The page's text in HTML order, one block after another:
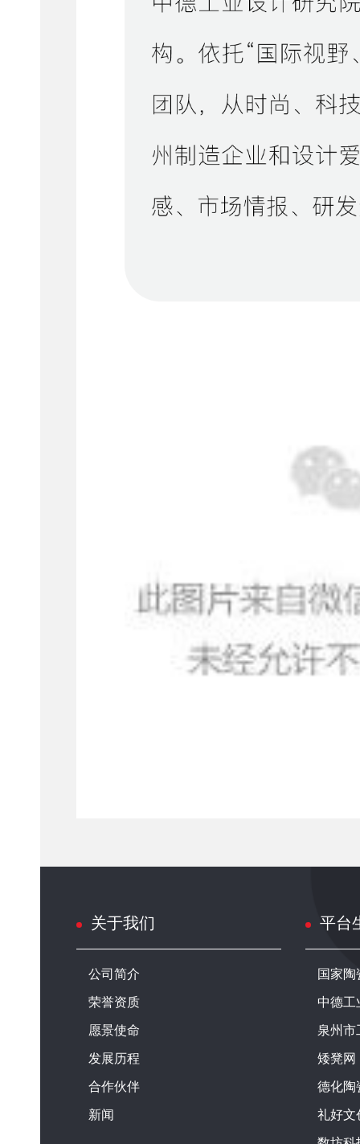
关于我们
公司简介
荣誉资质
愿景使命
发展历程
合作伙伴
新闻
平台
国家
中德工
泉州市
矮凳网
德化陶
礼好文